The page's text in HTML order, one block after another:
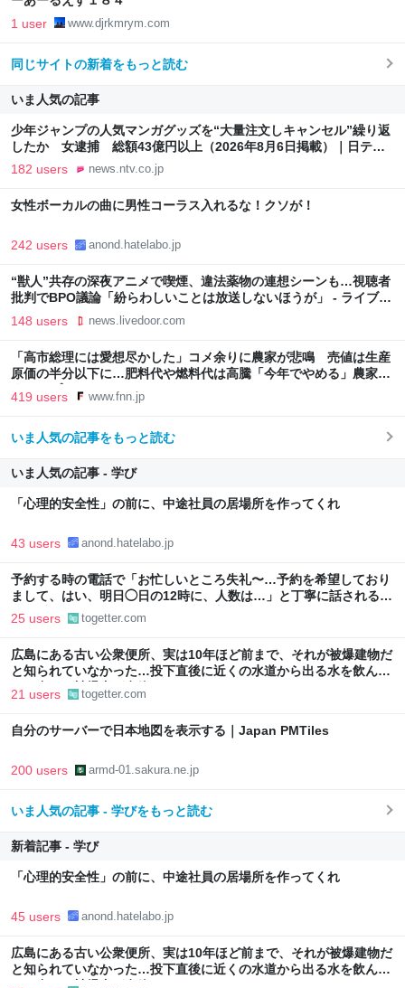
1 user www.djrkmrym.com
同じサイトの新着をもっと読む
いま人気の記事
少年ジャンプの人気マンガグッズを“大量注文しキャンセル”繰り返
したか 女逮捕 総額43億円以上（2026年8月6日掲載）｜日テレ
NEWS NNN
182 users news.ntv.co.jp
女性ボーカルの曲に男性コーラス入れるな！クソが！
242 users anond.hatelabo.jp
“獣人”共存の深夜アニメで喫煙、違法薬物の連想シーンも…視聴者
批判でBPO議論「紛らわしいことは放送しないほうが」 - ライブド
アニュース
148 users news.livedoor.com
「高市総理には愛想尽かした」コメ余りに農家が悲鳴 売値は生産
原価の半分以下に…肥料代や燃料代は高騰「今年でやめる」農家も
｜FNNプライムオンライン
419 users www.fnn.jp
いま人気の記事をもっと読む
いま人気の記事 - 学び
「心理的安全性」の前に、中途社員の居場所を作ってくれ
43 users anond.hatelabo.jp
予約する時の電話で「お忙しいところ失礼〜…予約を希望しており
まして、はい、明日◯日の12時に、人数は…」と丁寧に話されるよ
り、受ける側としてはもっと簡潔な方が楽なんだよな
25 users togetter.com
広島にある古い公衆便所、実は10年ほど前まで、それが被爆建物だ
と知られていなかった…投下直後に近くの水道から出る水を飲ん
で、多くの被爆者が息絶えた
21 users togetter.com
自分のサーバーで日本地図を表示する｜Japan PMTiles
200 users armd-01.sakura.ne.jp
いま人気の記事 - 学びをもっと読む
新着記事 - 学び
「心理的安全性」の前に、中途社員の居場所を作ってくれ
45 users anond.hatelabo.jp
広島にある古い公衆便所、実は10年ほど前まで、それが被爆建物だ
と知られていなかった…投下直後に近くの水道から出る水を飲ん